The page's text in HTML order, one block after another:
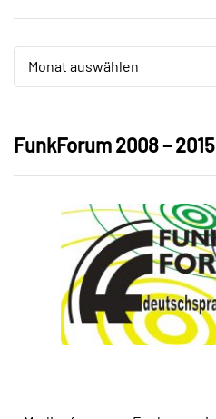
Monat auswählen
Archiv
FunkForum 2008 – 2015